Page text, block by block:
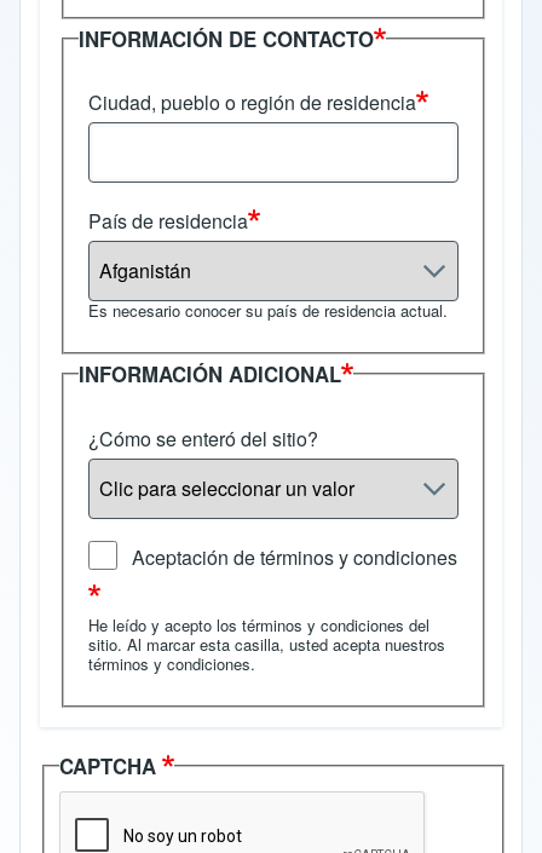
INFORMACIÓN DE CONTACTO
Ciudad, pueblo o región de residencia
País de residencia
Es necesario conocer su país de residencia actual.
INFORMACIÓN ADICIONAL
¿Cómo se enteró del sitio?
Aceptación de términos y condiciones
He leído y acepto los términos y condiciones del
sitio. Al marcar esta casilla, usted acepta nuestros
términos y condiciones.
CAPTCHA